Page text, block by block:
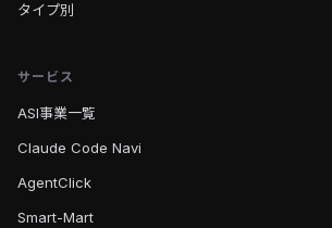
タイプ別
サービス
ASI事業一覧
Claude Code Navi
AgentClick
Smart-Mart